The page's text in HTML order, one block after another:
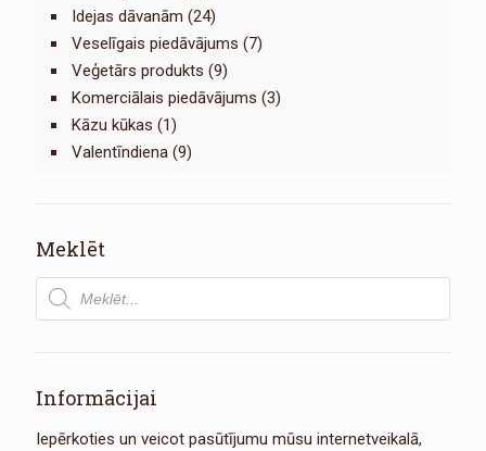
Idejas dāvanām (24)
Veselīgais piedāvājums (7)
Veģetārs produkts (9)
Komerciālais piedāvājums (3)
Kāzu kūkas (1)
Valentīndiena (9)
Meklēt
Products
search
Informācijai
Iepērkoties un veicot pasūtījumu mūsu internetveikalā,